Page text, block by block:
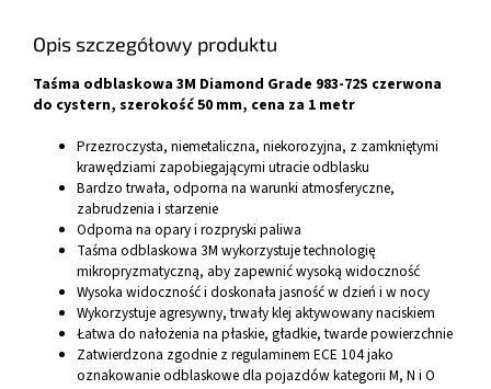
Opis szczegółowy produktu
Taśma odblaskowa 3M Diamond Grade 983-72S czerwona
do cystern, szerokość 50 mm, cena za 1 metr
Przezroczysta, niemetaliczna, niekorozyjna, z zamkniętymi
krawędziami zapobiegającymi utracie odblasku
Bardzo trwała, odporna na warunki atmosferyczne,
zabrudzenia i starzenie
Odporna na opary i rozpryski paliwa
Taśma odblaskowa 3M wykorzystuje technologię
mikropryzmatyczną, aby zapewnić wysoką widoczność
Wysoka widoczność i doskonała jasność w dzień i w nocy
Wykorzystuje agresywny, trwały klej aktywowany naciskiem
Łatwa do nałożenia na płaskie, gładkie, twarde powierzchnie
Zatwierdzona zgodnie z regulaminem ECE 104 jako
oznakowanie odblaskowe dla pojazdów kategorii M, N i O